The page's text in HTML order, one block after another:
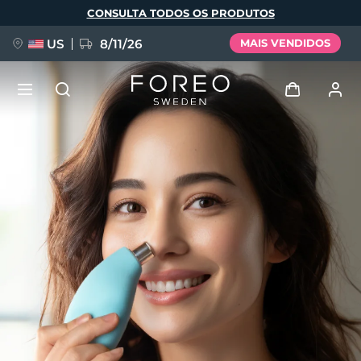
principal
CONSULTA TODOS OS PRODUTOS
US 8/11/26 MAIS VENDIDOS
Entrar
Perfil de usuário
Meus aparelhos
Meus pedidos
Meus endereços
As minhas subscrições
NOVIDADE
FAQ™ Pure Beauty-Tech Elixir
BREAKING NEWS
issa™ Teeth Whitening Set
Idioma
English Deutsch
Español
Français
Italiano
Português
Polski
Svenska
Русский
Türkçe
简体中文 繁體中文